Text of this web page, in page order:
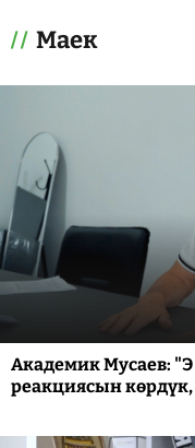
Маек
Академик Мусаев:
реакциясын көрдүк,